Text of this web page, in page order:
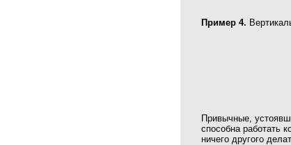
Пример 4.
Привычные,
способна работать
ничего другого